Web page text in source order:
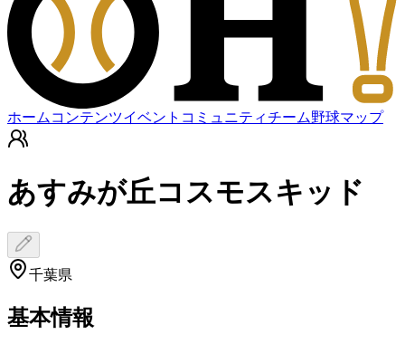
ホーム コンテンツイベント コミュニティチーム野球マップ
あすみが丘コスモスキッド
千葉県
基本情報